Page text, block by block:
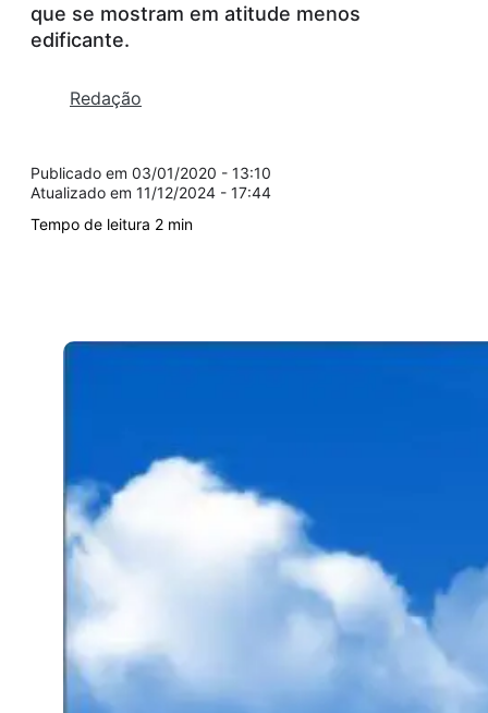
que se mostram em atitude menos
edificante.
Redação
03/01/2020 - 13:10
11/12/2024 - 17:44